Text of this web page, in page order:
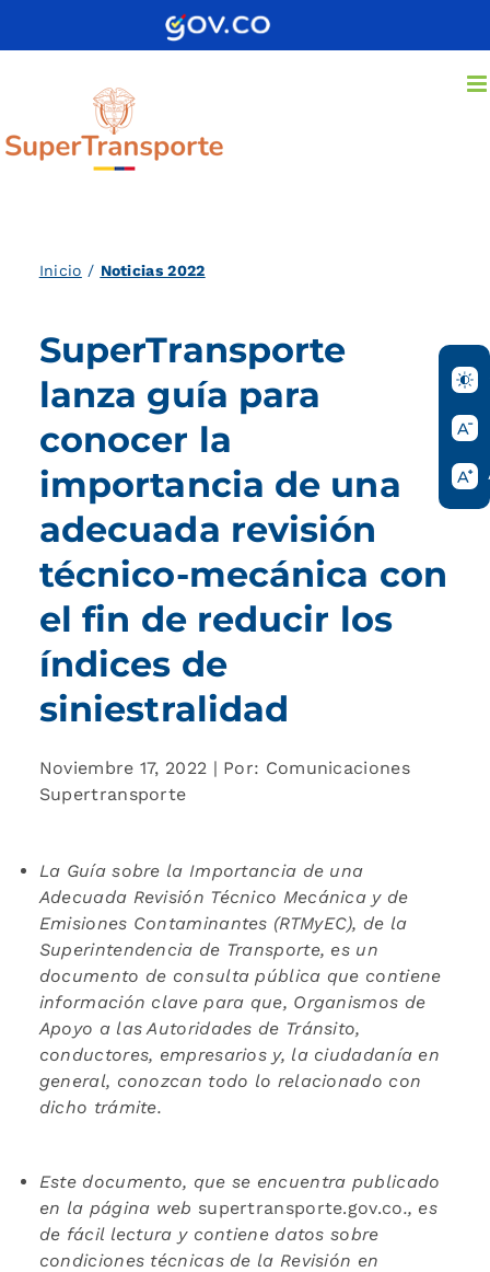
Inicio / Noticias 2022
SuperTransporte
lanza guía para
conocer la
importancia de una
adecuada revisión
técnico-mecánica con
el fin de reducir los
índices de
siniestralidad
Noviembre 17, 2022 | Por: Comunicaciones
Supertransporte
La Guía sobre la Importancia de una
Adecuada Revisión Técnico Mecánica y de
Emisiones Contaminantes (RTMyEC), de la
Superintendencia de Transporte, es un
documento de consulta pública que contiene
información clave para que, Organismos de
Apoyo a las Autoridades de Tránsito,
conductores, empresarios y, la ciudadanía en
general, conozcan todo lo relacionado con
dicho trámite.
Este documento, que se encuentra publicado
en la página web supertransporte.gov.co., es
de fácil lectura y contiene datos sobre
condiciones técnicas de la Revisión en